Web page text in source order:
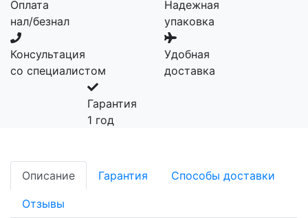
Оплата
нал/безнал
Надежная
упаковка
Консультация
со специалистом
Удобная
доставка
Гарантия
1 год
Описание Гарантия Способы доставки
Отзывы